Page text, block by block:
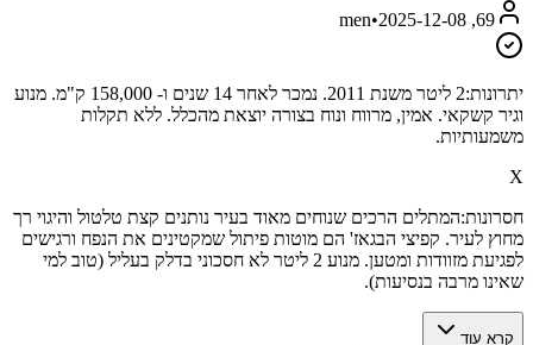
69, men
•2025-12-08
יתרונות:
2 ליטר משנת 2011. נמכר לאחר 14 שנים ו- 158,000 ק"מ. מנוע
וגיר קשקאי. אמין, מרווח ונוח בצורה יוצאת מהכלל. ללא תקלות
משמעותיות.
X
חסרונות:המתלים הרכים שנוחים מאוד בעיר נותנים קצת טלטול והיגוי רך
מחוץ לעיר. קפיצי הבגאז' הם מוטות פיתול שמקטינים את הנפח ורגישים
לפגיעת מזוודות ומטען. מנוע 2 ליטר לא חסכוני בדלק בעליל (טוב למי
שאינו מרבה בנסיעות).
קרא עוד